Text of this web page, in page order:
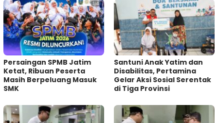
Persaingan SPMB Jatim
Ketat, Ribuan Peserta
Masih Berpeluang Masuk
SMK
Santuni Anak Yatim dan
Disabilitas, Pertamina
Gelar Aksi Sosial Serentak
di Tiga Provinsi